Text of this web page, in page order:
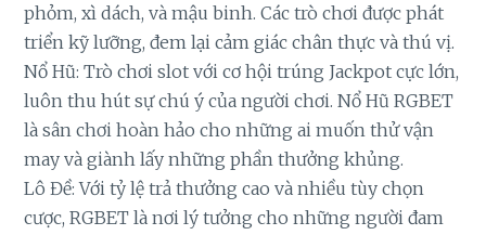
phỏm, xì dách, và mậu binh. Các trò chơi được phát
triển kỹ lưỡng, đem lại cảm giác chân thực và thú vị.
Nổ Hũ: Trò chơi slot với cơ hội trúng Jackpot cực lớn,
luôn thu hút sự chú ý của người chơi. Nổ Hũ RGBET
là sân chơi hoàn hảo cho những ai muốn thử vận
may và giành lấy những phần thưởng khủng.
Lô Đề: Với tỷ lệ trả thưởng cao và nhiều tùy chọn
cược, RGBET là nơi lý tưởng cho những người đam